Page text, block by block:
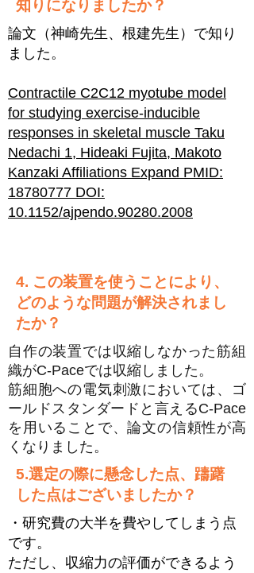
知りになりましたか？
論文（神崎先生、根建先生）で知り
ました。
Contractile C2C12 myotube model
for studying exercise-inducible
responses in skeletal muscle Taku
Nedachi 1, Hideaki Fujita, Makoto
Kanzaki Affiliations Expand PMID:
18780777 DOI:
10.1152/ajpendo.90280.2008
4. この装置を使うことにより、
どのような問題が解決されまし
たか？
自作の装置では収縮しなかった筋組
織がC-Paceでは収縮しました。
筋細胞への電気刺激においては、ゴ
ールドスタンダードと言えるC-Pace
を用いることで、論文の信頼性が高
くなりました。
5.選定の際に懸念した点、躊躇
した点はございましたか？
・研究費の大半を費やしてしまう点
です。
ただし、収縮力の評価ができるよう